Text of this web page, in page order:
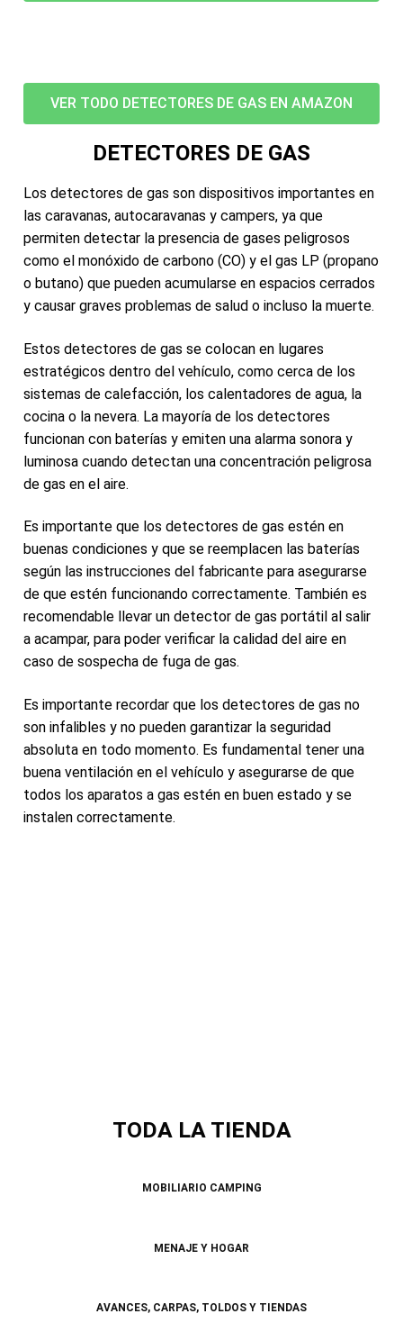
VER TODO DETECTORES DE GAS EN AMAZON
DETECTORES DE GAS
Los detectores de gas son dispositivos importantes en
las caravanas, autocaravanas y campers, ya que
permiten detectar la presencia de gases peligrosos
como el monóxido de carbono (CO) y el gas LP (propano
o butano) que pueden acumularse en espacios cerrados
y causar graves problemas de salud o incluso la muerte.
Estos detectores de gas se colocan en lugares
estratégicos dentro del vehículo, como cerca de los
sistemas de calefacción, los calentadores de agua, la
cocina o la nevera. La mayoría de los detectores
funcionan con baterías y emiten una alarma sonora y
luminosa cuando detectan una concentración peligrosa
de gas en el aire.
Es importante que los detectores de gas estén en
buenas condiciones y que se reemplacen las baterías
según las instrucciones del fabricante para asegurarse
de que estén funcionando correctamente. También es
recomendable llevar un detector de gas portátil al salir
a acampar, para poder verificar la calidad del aire en
caso de sospecha de fuga de gas.
Es importante recordar que los detectores de gas no
son infalibles y no pueden garantizar la seguridad
absoluta en todo momento. Es fundamental tener una
buena ventilación en el vehículo y asegurarse de que
todos los aparatos a gas estén en buen estado y se
instalen correctamente.
TODA LA TIENDA
MOBILIARIO CAMPING
MENAJE Y HOGAR
AVANCES, CARPAS, TOLDOS Y TIENDAS